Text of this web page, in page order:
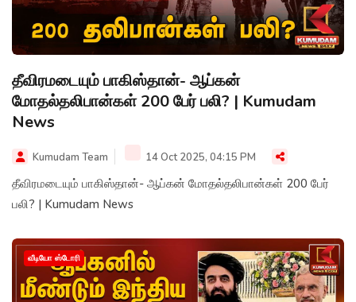
தீவிரமடையும் பாகிஸ்தான்- ஆப்கன்
மோதல்தலிபான்கள் 200 பேர் பலி? | Kumudam
News
Kumudam Team 14 Oct 2025, 04:15 PM
தீவிரமடையும் பாகிஸ்தான்- ஆப்கன் மோதல்தலிபான்கள் 200 பேர்
பலி? | Kumudam News
வீடியோ ஸ்டோரி